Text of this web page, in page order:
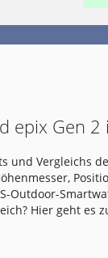
epix Gen 2
und Vergleichs
Outdoor-
Hier geht es